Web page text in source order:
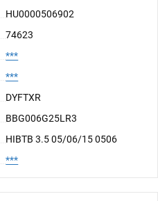
HU0000506902
74623
***
***
DYFTXR
BBG006G25LR3
HIBTB 3.5 05/06/15 0506
***